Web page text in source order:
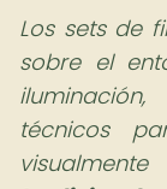
Los sets de
sobre el
técnicos